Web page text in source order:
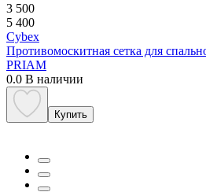
3 500
5 400
Cybex
Противомоскитная сетка для
PRIAM
0.0 В наличии
Купить